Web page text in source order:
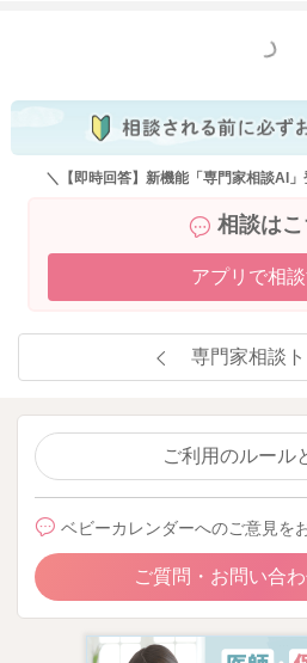
もっと見る
＼【即時回答】新機能「専門家相談AI
相談はこ
アプリで相
専門家相談
ご利用のルール
ベビーカレンダーへのご意見を
ご質問・お問い合